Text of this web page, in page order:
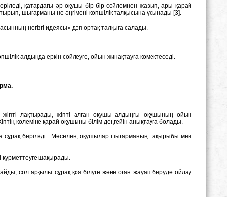
қатардағы әр оқушы бір-бір сөйлемнен жазып, ары қарай
шығарманы не әңгімені көпшілік талқысына ұсынады [3].
негізгі идеясы» деп ортақ талқыға салады.
алдында еркін сөйлеуге, ойын жинақтауға көмектеседі.
лақтырады, жіпті алған оқушы алдыңғы оқушының ойын
көлеміне қарай оқушыны білім деңгейін анықтауға болады.
сұрақ беріледі. Мәселен, оқушылар шығарманың тақырыбы мен
құрметтеуге шақырады.
сол арқылы сұрақ қоя білуге және оған жауап беруде ойлау